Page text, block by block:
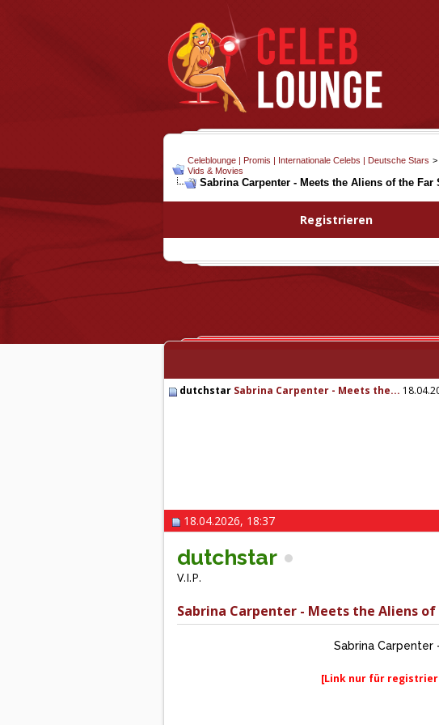
Celeblounge | Promis | Internationale Celebs | Deutsche Stars >
Vids & Movies
Sabrina Carpenter - Meets the Aliens of the Far
Registrieren
dutchstar Sabrina Carpenter - Meets the...
18.04.2026, 18:37
dutchstar
V.I.P.
Sabrina Carpenter - Meets the Aliens
Sabrina
[Link nur für